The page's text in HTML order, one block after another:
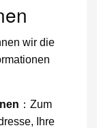
wir die
：Zum
Ihre